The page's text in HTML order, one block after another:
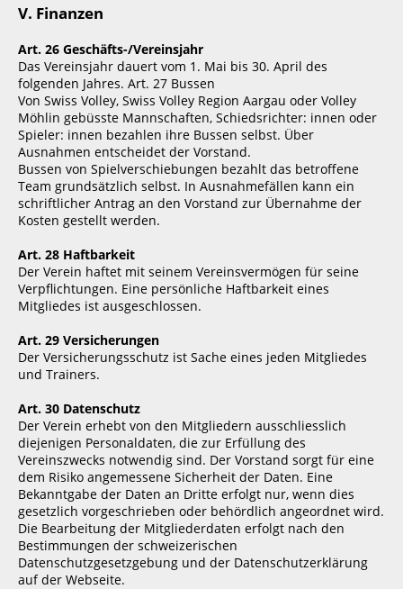
V. Finanzen
Art. 26 Geschäfts-/Vereinsjahr
Das Vereinsjahr dauert vom 1. Mai bis 30. April des
folgenden Jahres. Art. 27 Bussen
Von Swiss Volley, Swiss Volley Region Aargau oder Volley
Möhlin gebüsste Mannschaften, Schiedsrichter: innen oder
Spieler: innen bezahlen ihre Bussen selbst. Über
Ausnahmen entscheidet der Vorstand.
Bussen von Spielverschiebungen bezahlt das betroffene
Team grundsätzlich selbst. In Ausnahmefällen kann ein
schriftlicher Antrag an den Vorstand zur Übernahme der
Kosten gestellt werden.
Art. 28 Haftbarkeit
Der Verein haftet mit seinem Vereinsvermögen für seine
Verpflichtungen. Eine persönliche Haftbarkeit eines
Mitgliedes ist ausgeschlossen.
Art. 29 Versicherungen
Der Versicherungsschutz ist Sache eines jeden Mitgliedes
und Trainers.
Art. 30 Datenschutz
Der Verein erhebt von den Mitgliedern ausschliesslich
diejenigen Personaldaten, die zur Erfüllung des
Vereinszwecks notwendig sind. Der Vorstand sorgt für eine
dem Risiko angemessene Sicherheit der Daten. Eine
Bekanntgabe der Daten an Dritte erfolgt nur, wenn dies
gesetzlich vorgeschrieben oder behördlich angeordnet wird.
Die Bearbeitung der Mitgliederdaten erfolgt nach den
Bestimmungen der schweizerischen
Datenschutzgesetzgebung und der Datenschutzerklärung
auf der Webseite.